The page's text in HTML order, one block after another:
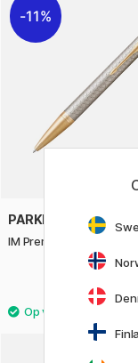
11%
PARKER
IM Premium Silver/Gold
86.50 €